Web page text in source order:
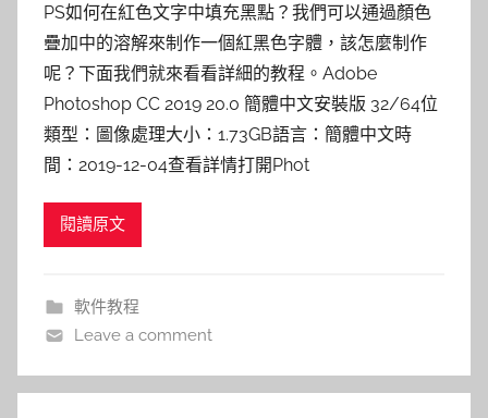
PS如何在紅色文字中填充黑點？我們可以通過顏色
疊加中的溶解來制作一個紅黑色字體，該怎麼制作
呢？下面我們就來看看詳細的教程。Adobe
Photoshop CC 2019 20.0 簡體中文安裝版 32/64位
類型：圖像處理大小：1.73GB語言：簡體中文時
間：2019-12-04查看詳情打開Phot
閱讀原文
軟件教程
Leave a comment